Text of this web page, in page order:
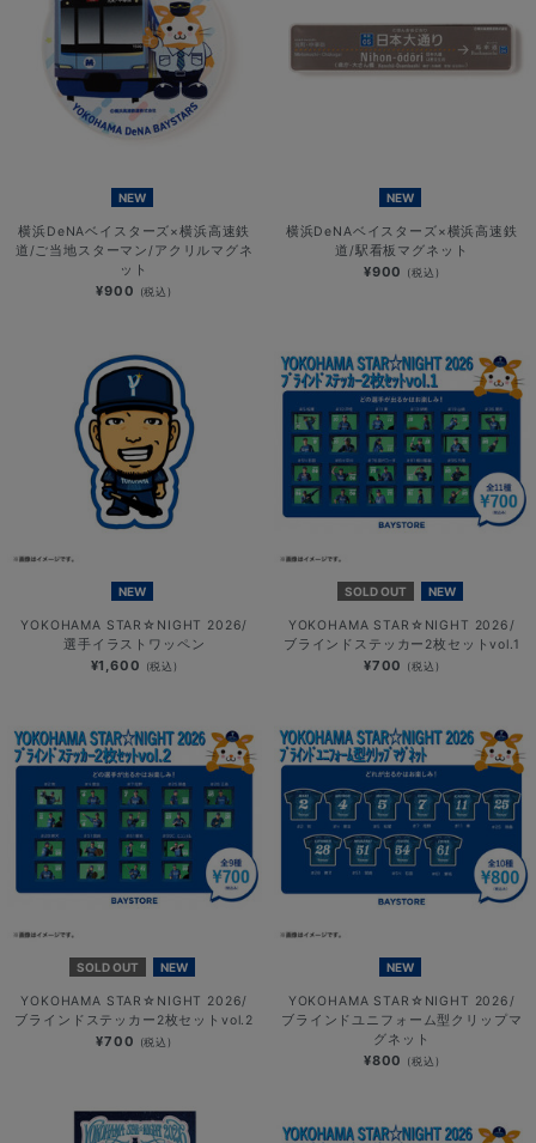
NEW
横浜DeNAベイスターズ×横浜高速鉄
道/ご当地スターマン/アクリルマグネ
ット
¥900 (税込)
NEW
横浜DeNAベイスターズ×横浜高速鉄
道/駅看板マグネット
¥900 (税込)
NEW
YOKOHAMA STAR☆NIGHT 2026/
選手イラストワッペン
¥1,600 (税込)
SOLD OUT NEW
YOKOHAMA STAR☆NIGHT 2026/
ブラインドステッカー2枚セットvol.1
¥700 (税込)
SOLD OUT NEW
YOKOHAMA STAR☆NIGHT 2026/
ブラインドステッカー2枚セットvol.2
¥700 (税込)
NEW
YOKOHAMA STAR☆NIGHT 2026/
ブラインドユニフォーム型クリップマ
グネット
¥800 (税込)